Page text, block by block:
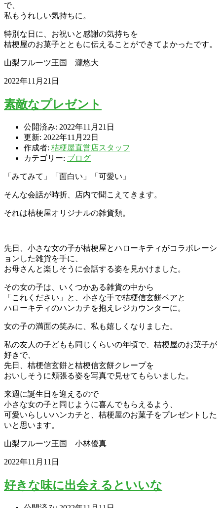
で、
私もうれしい気持ちに。
特別な日に、お祝いと感謝の気持ちを
桔梗屋のお菓子とともに伝えることができてよかったです。
山梨フルーツ王国 瀧悠大
2022年11月21日
素敵なプレゼント
公開済み: 2022年11月21日
更新: 2022年11月22日
作成者: 桔梗屋直営店スタッフ
カテゴリー: ブログ
「みてみて」「面白い」「可愛い」
そんな会話が時折、店内で聞こえてきます。
それは桔梗屋オリジナルの雑貨類。
先日、小さな女の子が桔梗屋とハローキティがコラボレーシ
ョンした雑貨を手に、
お母さんと楽しそうに会話する姿を見かけました。
その女の子は、いくつかある雑貨の中から
「これください」と、小さな手で桔梗信玄餅ベアと
ハローキティのハンカチを抱えレジカウンターに。
女の子の満面の笑みに、私も嬉しくなりました。
私の友人の子どもも同じくらいの年頃で、桔梗屋のお菓子が
好きで、
先日、桔梗信玄餅と桔梗信玄餅クレープを
おいしそうに頬張る姿を写真で見せてもらいました。
来週に誕生日を迎えるので
小さな女の子と同じように喜んでもらえるよう、
可愛いらしいハンカチと、桔梗屋のお菓子をプレゼントした
いと思います。
山梨フルーツ王国 小林優真
2022年11月11日
好きな味に出会えるといいな